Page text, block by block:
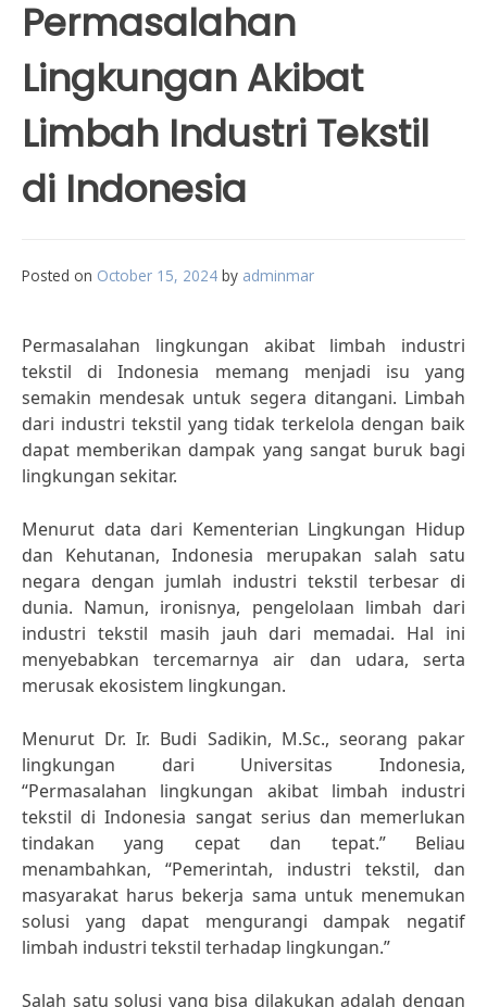
Permasalahan
Lingkungan Akibat
Limbah Industri Tekstil
di Indonesia
Posted on October 15, 2024 by adminmar
Permasalahan lingkungan akibat limbah industri
tekstil di Indonesia memang menjadi isu yang
semakin mendesak untuk segera ditangani. Limbah
dari industri tekstil yang tidak terkelola dengan baik
dapat memberikan dampak yang sangat buruk bagi
lingkungan sekitar.
Menurut data dari Kementerian Lingkungan Hidup
dan Kehutanan, Indonesia merupakan salah satu
negara dengan jumlah industri tekstil terbesar di
dunia. Namun, ironisnya, pengelolaan limbah dari
industri tekstil masih jauh dari memadai. Hal ini
menyebabkan tercemarnya air dan udara, serta
merusak ekosistem lingkungan.
Menurut Dr. Ir. Budi Sadikin, M.Sc., seorang pakar
lingkungan dari Universitas Indonesia,
“Permasalahan lingkungan akibat limbah industri
tekstil di Indonesia sangat serius dan memerlukan
tindakan yang cepat dan tepat.” Beliau
menambahkan, “Pemerintah, industri tekstil, dan
masyarakat harus bekerja sama untuk menemukan
solusi yang dapat mengurangi dampak negatif
limbah industri tekstil terhadap lingkungan.”
Salah satu solusi yang bisa dilakukan adalah dengan